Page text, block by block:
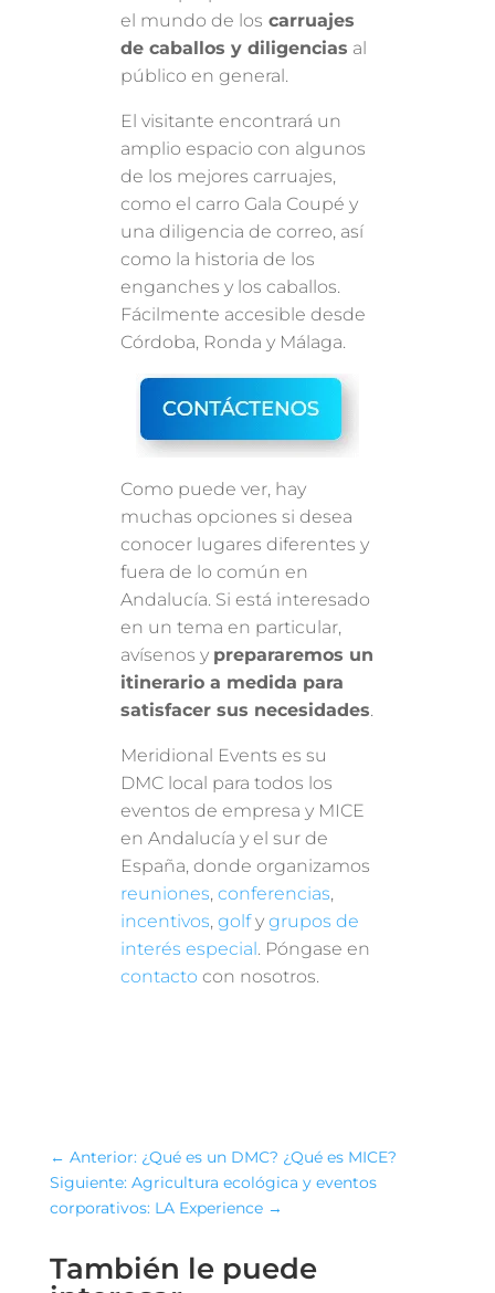
el mundo de los carruajes
de caballos y diligencias al
público en general.
El visitante encontrará un
amplio espacio con algunos
de los mejores carruajes,
como el carro Gala Coupé y
una diligencia de correo, así
como la historia de los
enganches y los caballos.
Fácilmente accesible desde
Córdoba, Ronda y Málaga.
Como puede ver, hay
muchas opciones si desea
conocer lugares diferentes y
fuera de lo común en
Andalucía. Si está interesado
en un tema en particular,
avísenos y prepararemos un
itinerario a medida para
satisfacer sus necesidades.
Meridional Events es su
DMC local para todos los
eventos de empresa y MICE
en Andalucía y el sur de
España, donde organizamos
reuniones,conferencias,
incentivos,golfygrupos de
interés especial. Póngase en
contacto con nosotros.
← Anterior: ¿Qué es un DMC? ¿Qué es MICE?
Siguiente: Agricultura ecológica y eventos
corporativos: LA Experience→
También le puede